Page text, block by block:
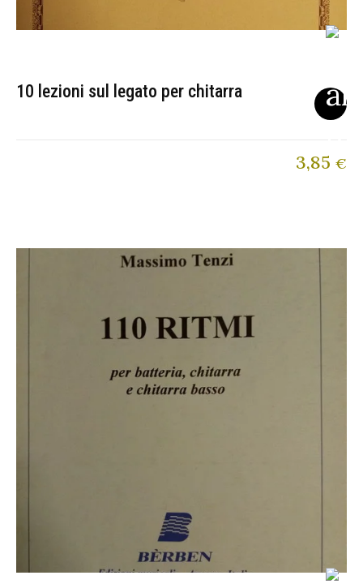
10 lezioni sul legato per chitarra
3,85 €